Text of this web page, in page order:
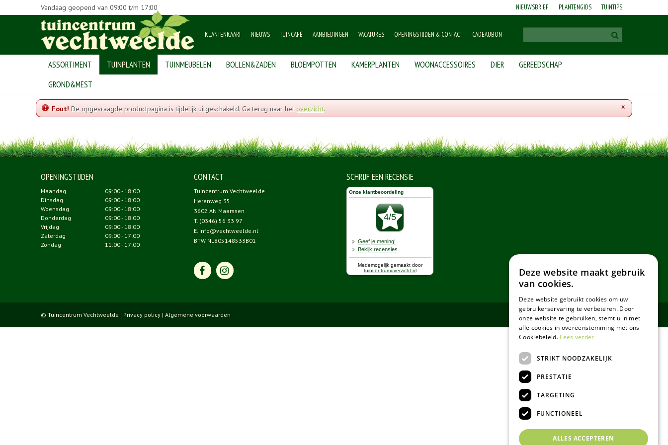
Home
Vandaag geopend van 09:00 t/m 17:00 NIEUWSBRIEF PLANTENGIDS TUINTIPS
KLANTENKAART NIEUWS TUINCAFÉ AANBIEDINGEN VACATURES OPENINGSTIJDEN & CONTACT CADEAUBON
ASSORTIMENT TUINPLANTEN TUINMEUBELEN BOLLEN&ZADEN BLOEMPOTTEN KAMERPLANTEN WOONACCESSOIRES DIER
GEREEDSCHAP
GROND&MEST
x
Fout! De opgevraagde productpagina is tijdelijk uitgeschakeld. Ga terug naar hetoverzicht.
OPENINGSTIJDEN
Maandag
09:00 - 18:00
Dinsdag
09:00 - 18:00
Woensdag
09:00 - 18:00
Donderdag
09:00 - 18:00
Vrijdag
09:00 - 18:00
Zaterdag
09:00 - 17:00
Zondag
11:00 - 17:00
CONTACT
Tuincentrum Vechtweelde
Herenweg 35
3602 AN Maarssen
T. (0346) 56 33 97
E. info@vechtweelde.nl
BTW NL805148533B01
SCHRIJF EEN RECENSIE
© Tuincentrum Vechtweelde | Privacy policy | Algemene voorwaarden
Deze website maakt gebruik
van cookies.
Deze website gebruikt cookies om uw
gebruikerservaring te verbeteren. Door
onze website te gebruiken, stemt u in met
alle cookies in overeenstemming met ons
Cookiebeleid. Lees verder
STRIKT NOODZAKELIJK
PRESTATIE
TARGETING
FUNCTIONEEL
ALLES ACCEPTEREN